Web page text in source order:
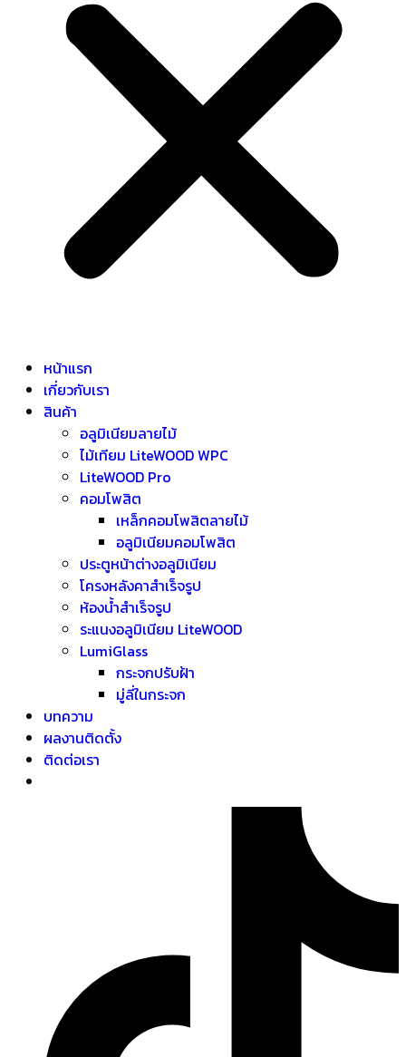
หน้าแรก
เกี่ยวกับเรา
สินค้า
อลูมิเนียมลายไม้
ไม้เทียม LiteWOOD WPC
LiteWOOD Pro
คอมโพสิต
เหล็กคอมโพสิตลายไม้
อลูมิเนียมคอมโพสิต
ประตูหน้าต่างอลูมิเนียม
โครงหลังคาสำเร็จรูป
ห้องน้ำสำเร็จรูป
ระแนงอลูมิเนียม LiteWOOD
LumiGlass
กระจกปรับฝ้า
มู่ลี่ในกระจก
บทความ
ผลงานติดตั้ง
ติดต่อเรา